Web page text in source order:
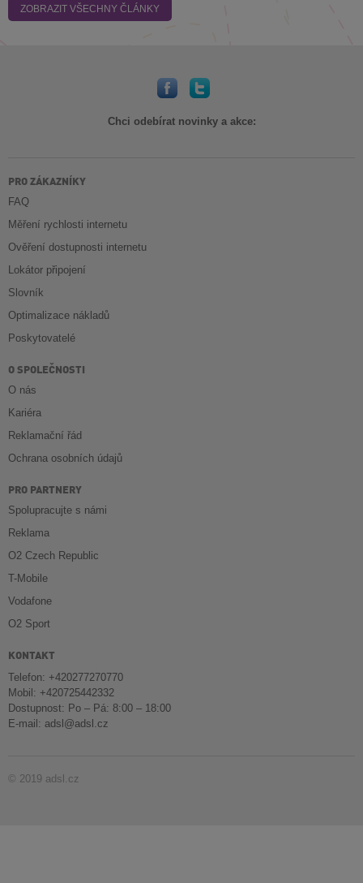
ZOBRAZIT VŠECHNY ČLÁNKY
Chci odebírat novinky a akce:
PRO ZÁKAZNÍKY
FAQ
Měření rychlosti internetu
Ověření dostupnosti internetu
Lokátor připojení
Slovník
Optimalizace nákladů
Poskytovatelé
O SPOLEČNOSTI
O nás
Kariéra
Reklamační řád
Ochrana osobních údajů
PRO PARTNERY
Spolupracujte s námi
Reklama
O2 Czech Republic
T-Mobile
Vodafone
O2 Sport
KONTAKT
Telefon: +420277270770
Mobil: +420725442332
Dostupnost: Po – Pá: 8:00 – 18:00
E-mail: adsl@adsl.cz
© 2019 adsl.cz